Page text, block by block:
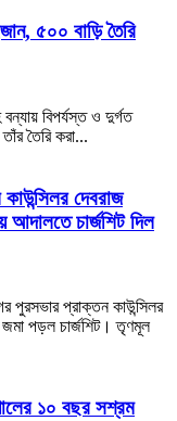
৫০০ বাড়ি তৈরি
বিপর্যস্ত ও দুর্গত
তৈরি করা...
দেবরাজ
আদালতে চার্জশিট দিল
প্রাক্তন কাউন্সিলর
জমা পড়ল চার্জশিট। তৃণমূল
১০ বছর সশ্রম